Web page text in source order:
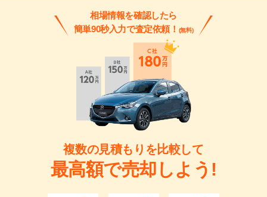
相場情報を確認したら
簡単90秒入力で査定依頼！ (無料)
複数の見積もりを比較して
最高額で売却しよう!